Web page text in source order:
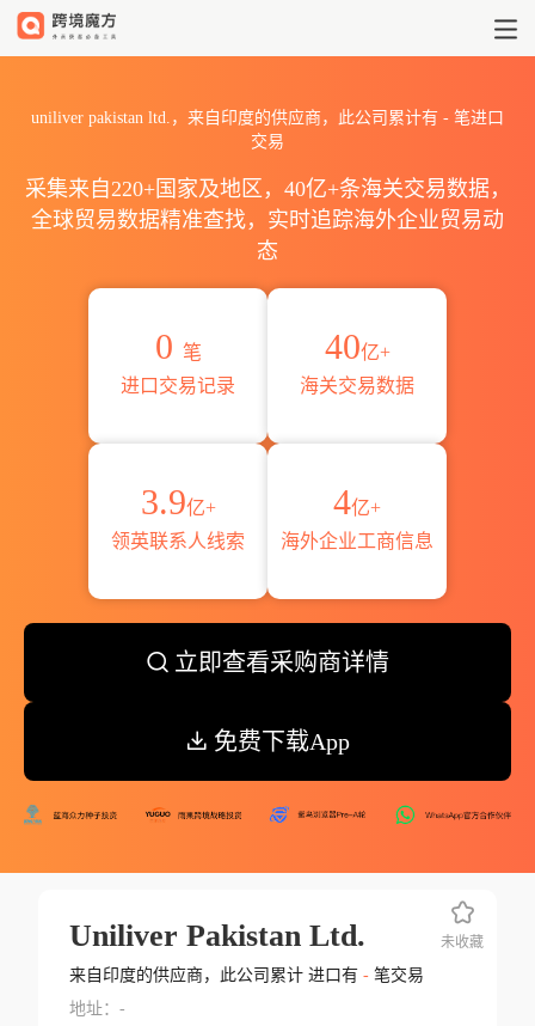
uniliver pakistan ltd.，来自印度的供应商，此公司累计有 - 笔进口
交易
采集来自220+国家及地区，40亿+条海关交易数据，
全球贸易数据精准查找，实时追踪海外企业贸易动
态
0 笔
进口交易记录
40亿+
海关交易数据
3.9亿+
领英联系人线索
4亿+
海外企业工商信息
立即查看采购商详情
免费下载App
Uniliver Pakistan Ltd.
来自印度的供应商，此公司累计 进口有 -笔交易
地址：-
未收藏